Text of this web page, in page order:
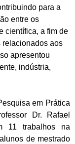
para a
entre os
científica, a fim de
relacionados aos
apresentou
indústria,
em Prática
Dr. Rafael
11 trabalhos na
de mestrado